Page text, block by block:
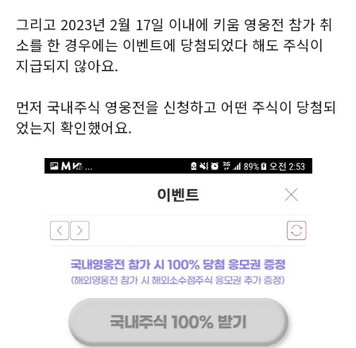
그리고 2023년 2월 17일 이내에 키움 영웅전 참가 취
소를 한 경우에는 이벤트에 당첨되었다 해도 주식이
지급되지 않아요.
먼저 국내주식 영웅전을 신청하고 어떤 주식이 당첨되
었는지 확인했어요.